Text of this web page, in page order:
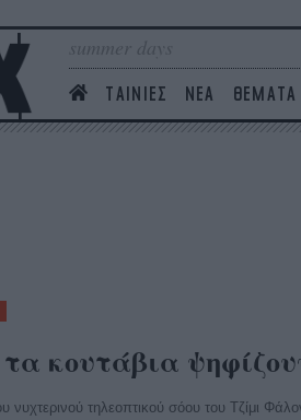
summer days
ΤΑΙΝΙΕΣ ΝΕΑ ΘΕΜΑΤΑ
κουτάβια
νυχτερινού τηλεοπτικού σόου του Τζίμι